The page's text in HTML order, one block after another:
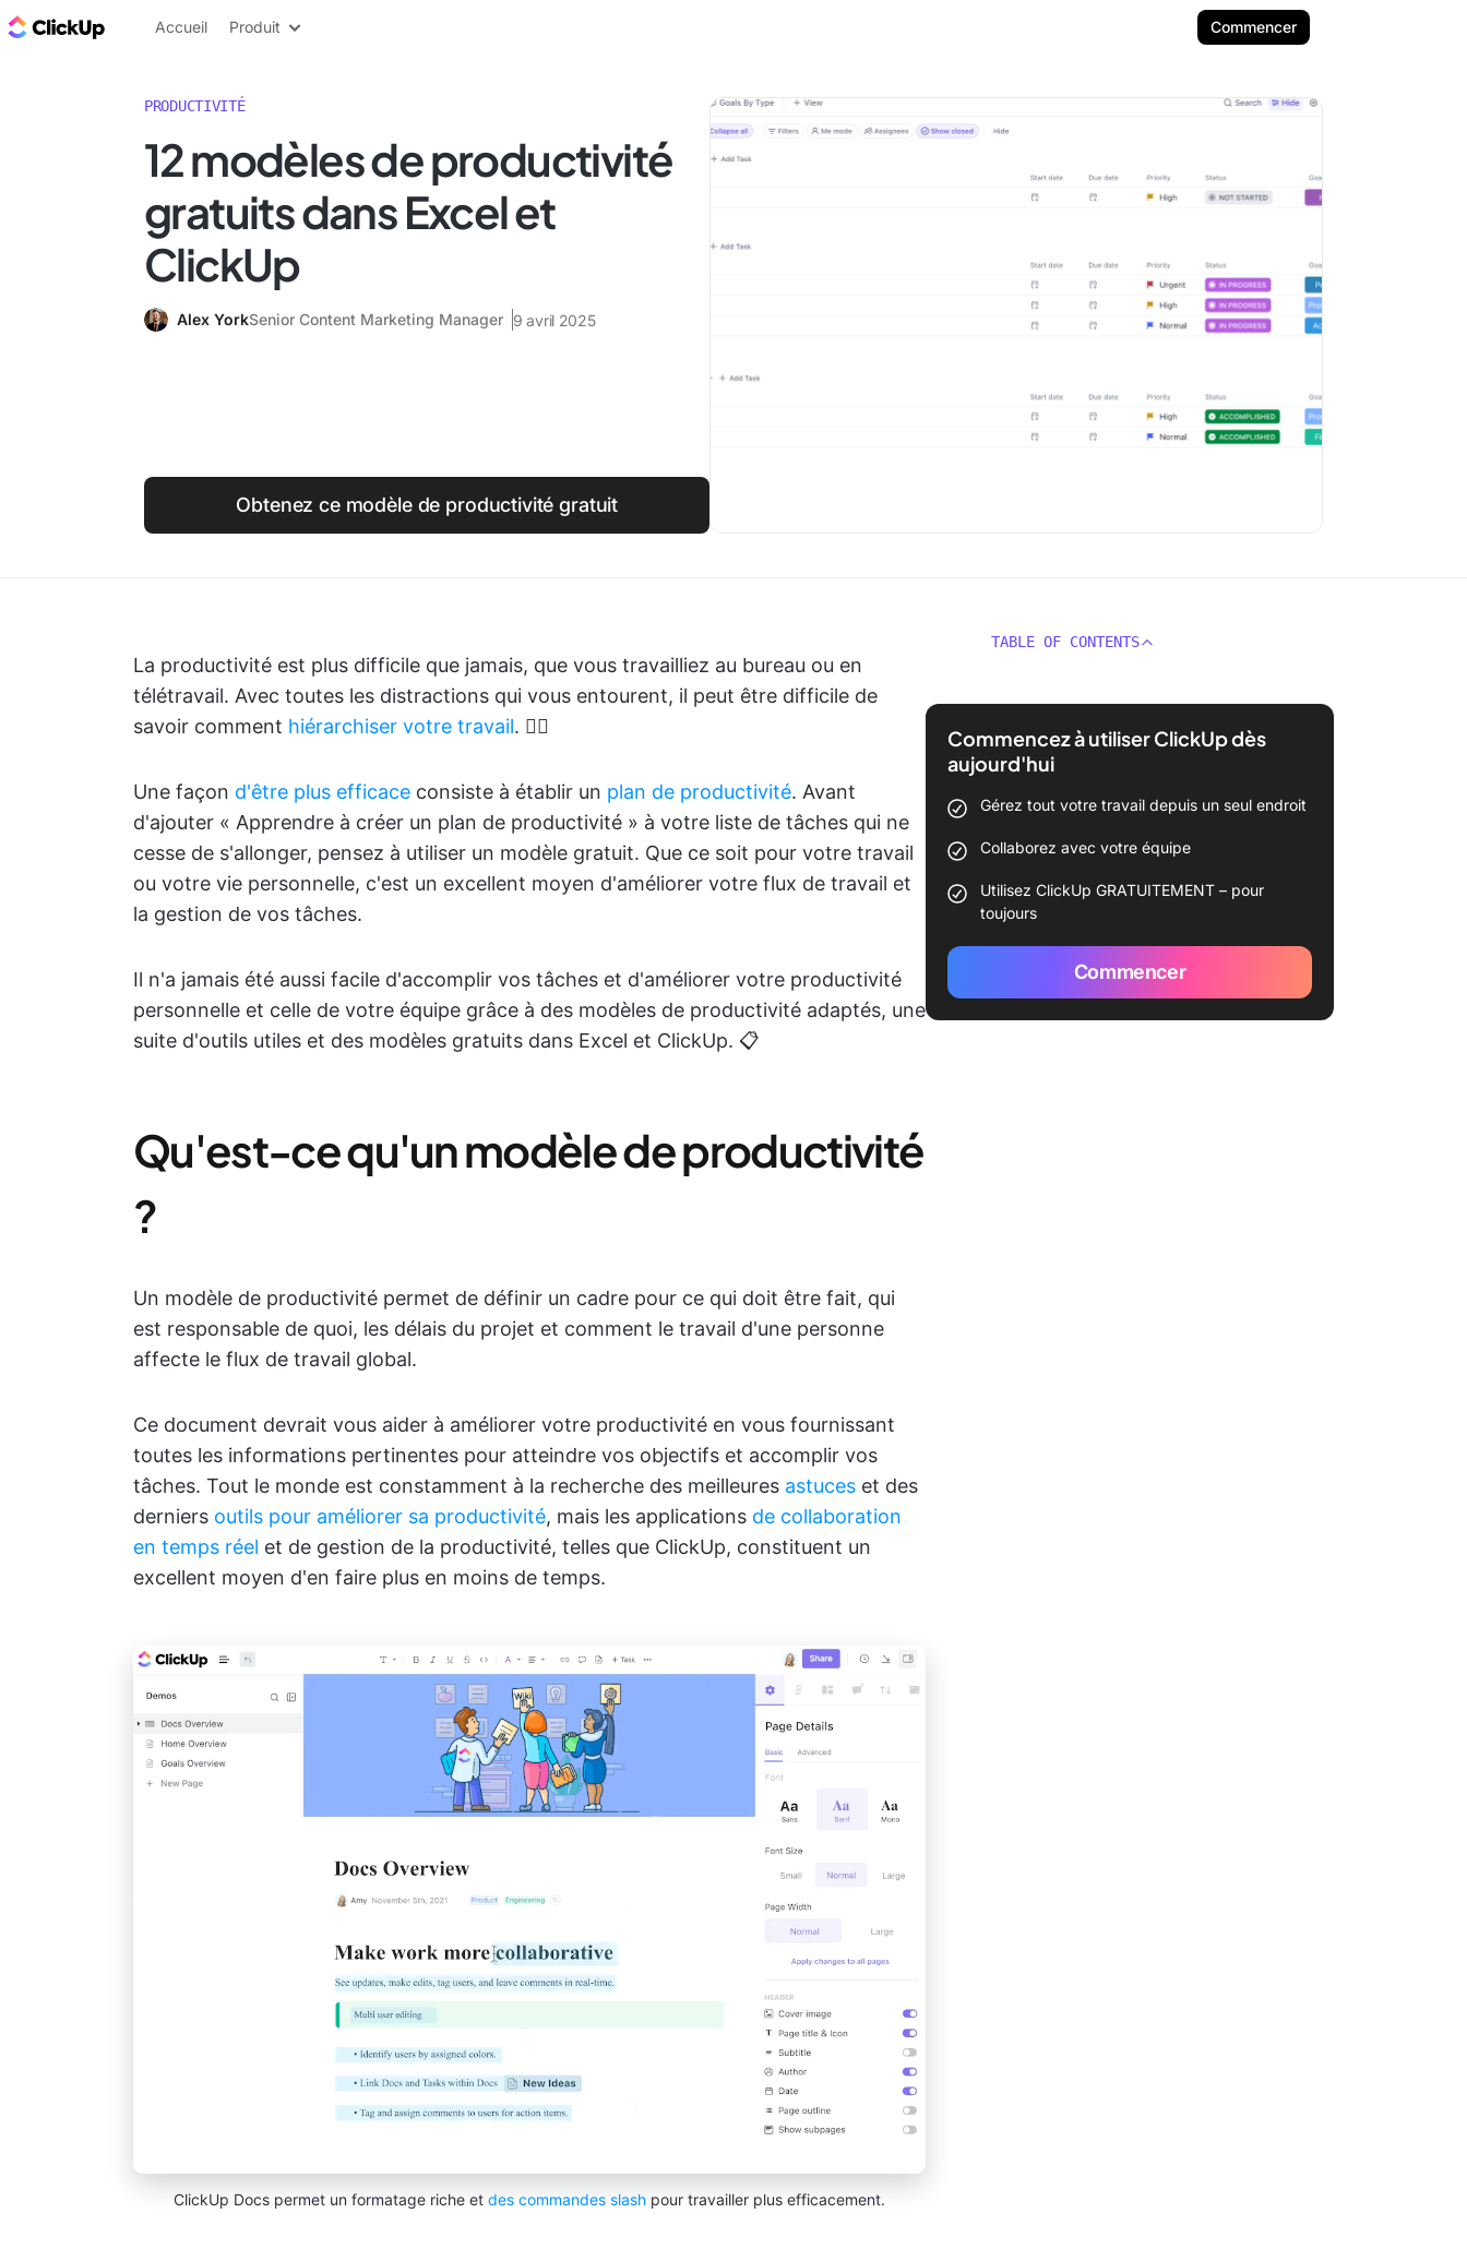
ClickUp Blog
Accueil Produit Commencer
PRODUCTIVITÉ
12 modèles de productivité
gratuits dans Excel et
ClickUp
Alex YorkSenior Content Marketing Manager 9 avril 2025
Obtenez ce modèle de productivité gratuit
La productivité est plus difficile que jamais, que vous travailliez au bureau ou en
télétravail. Avec toutes les distractions qui vous entourent, il peut être difficile de
savoir comment hiérarchiser votre travail. 😵‍💫
Une façon d'être plus efficace consiste à établir un plan de productivité. Avant
d'ajouter « Apprendre à créer un plan de productivité » à votre liste de tâches qui ne
cesse de s'allonger, pensez à utiliser un modèle gratuit. Que ce soit pour votre travail
ou votre vie personnelle, c'est un excellent moyen d'améliorer votre flux de travail et
la gestion de vos tâches.
Il n'a jamais été aussi facile d'accomplir vos tâches et d'améliorer votre productivité
personnelle et celle de votre équipe grâce à des modèles de productivité adaptés, une
suite d'outils utiles et des modèles gratuits dans Excel et ClickUp. 📋
Qu'est-ce qu'un modèle de productivité
?
Un modèle de productivité permet de définir un cadre pour ce qui doit être fait, qui
est responsable de quoi, les délais du projet et comment le travail d'une personne
affecte le flux de travail global.
Ce document devrait vous aider à améliorer votre productivité en vous fournissant
toutes les informations pertinentes pour atteindre vos objectifs et accomplir vos
tâches. Tout le monde est constamment à la recherche des meilleures astuces et des
derniers outils pour améliorer sa productivité, mais les applications de collaboration
en temps réel et de gestion de la productivité, telles que ClickUp, constituent un
excellent moyen d'en faire plus en moins de temps.
ClickUp Docs permet un formatage riche et des commandes slash pour travailler plus efficacement.
TABLE OF CONTENTS
Commencez à utiliser ClickUp dès
aujourd'hui
Gérez tout votre travail depuis un seul endroit
Collaborez avec votre équipe
Utilisez ClickUp GRATUITEMENT – pour
toujours
Commencer